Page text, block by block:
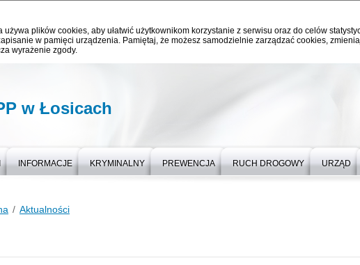
używa plików cookies, aby ułatwić użytkownikom korzystanie z serwisu oraz do celów
w pamięci urządzenia. Pamiętaj, że możesz samodzielnie zarządzać cookies,
wyrażenie zgody.
w Łosicach
INFORMACJE KRYMINALNY PREWENCJA RUCH DROGOWY URZĄD
Aktualności